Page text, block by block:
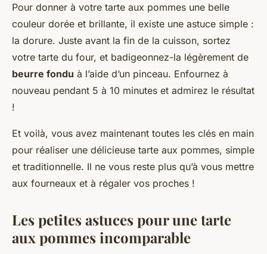
Pour donner à votre tarte aux pommes une belle
couleur dorée et brillante, il existe une astuce simple :
la dorure. Juste avant la fin de la cuisson, sortez
votre tarte du four, et badigeonnez-la légèrement de
beurre fondu à l’aide d’un pinceau. Enfournez à
nouveau pendant 5 à 10 minutes et admirez le résultat
!
Et voilà, vous avez maintenant toutes les clés en main
pour réaliser une délicieuse tarte aux pommes, simple
et traditionnelle. Il ne vous reste plus qu’à vous mettre
aux fourneaux et à régaler vos proches !
Les petites astuces pour une tarte
aux pommes incomparable